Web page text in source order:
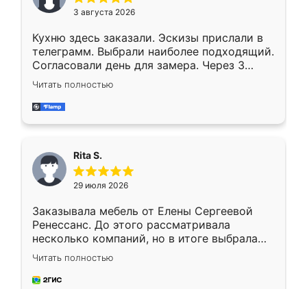
3 августа 2026
Кухню здесь заказали. Эскизы прислали в
телеграмм. Выбрали наиболее подходящий.
Согласовали день для замера. Через 3
недели кухня была уже готова. Остались
довольны работой. Спасибо Ренессанс
мебель за качественную работу!
Читать полностью
Rita S.
29 июля 2026
Заказывала мебель от Елены Сергеевой
Ренессанс. До этого рассматривала
несколько компаний, но в итоге выбрала
эту. Сначала обговорили условия, потом
приехал замерщик, всё спокойно объяснил
и снял размеры. Изготовили в срок, с
Читать полностью